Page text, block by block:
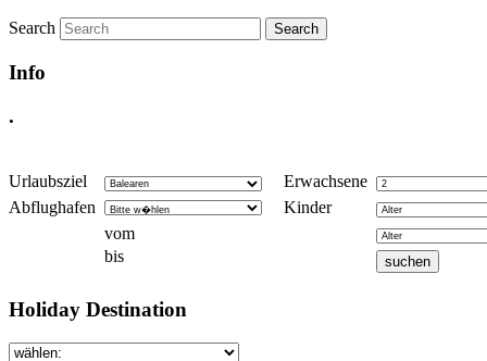
Search
Info
.
Urlaubsziel
Erwachsene
Abflughafen
Kinder
vom
bis
Holiday Destination